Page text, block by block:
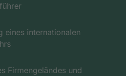
eines internationalen
Firmengeländes und